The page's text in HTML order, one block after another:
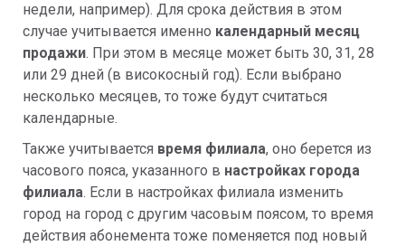
недели, например). Для срока действия в этом
случае учитывается именно календарный месяц
продажи. При этом в месяце может быть 30, 31, 28
или 29 дней (в високосный год). Если выбрано
несколько месяцев, то тоже будут считаться
календарные.
Также учитывается время филиала, оно берется из
часового пояса, указанного в настройках города
филиала. Если в настройках филиала изменить
город на город с другим часовым поясом, то время
действия абонемента тоже поменяется под новый